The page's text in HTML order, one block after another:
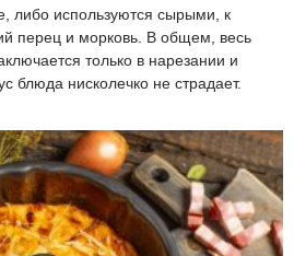
либо используются сырыми, к
перец и морковь. В общем, весь
только в нарезании и
блюда нисколечко не страдает.